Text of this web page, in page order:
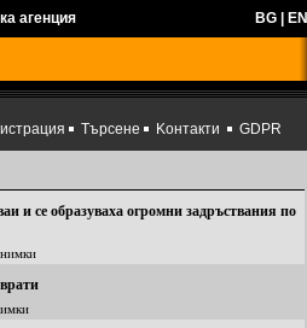
агенция BG EN
Търсене Kонтакти GDPR
и се образуваха огромни задръствания по